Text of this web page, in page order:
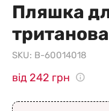
Пляшка
SKU: B-60014018
від 242 грн